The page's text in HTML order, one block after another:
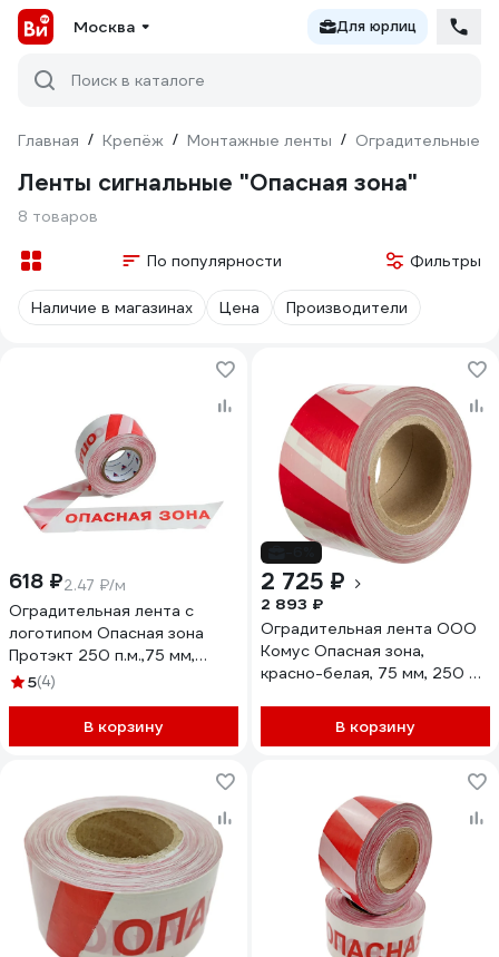
Москва Для юрлиц
Поиск в каталоге
Главная / Крепёж / Монтажные ленты / Оградительные
Ленты сигнальные "Опасная зона"
8 товаров
По популярности Фильтры
Наличие в магазинах Цена Производители
618 ₽2.47 ₽/м
Оградительная лента с
логотипом Опасная зона
Протэкт 250 п.м.,75 мм,
бело-красный ЛО-250/75
5(4)
В корзину
2 725 ₽
2 893 ₽
Оградительная лента ООО
Комус Опасная зона,
красно-белая, 75 мм, 250 м,
В корзину